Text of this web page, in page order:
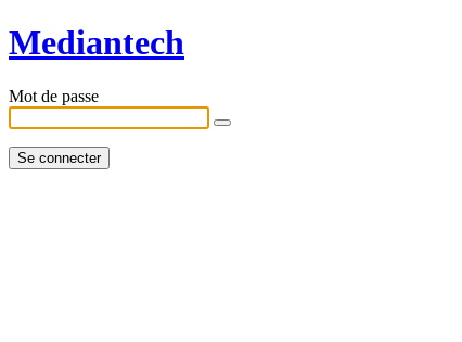
Mediantech
Mot de passe